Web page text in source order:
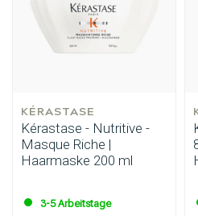
KÉRASTASE
Kérastase - Nutritive -
Masque Riche |
Haarmaske 200 ml
3-5 Arbeitstage